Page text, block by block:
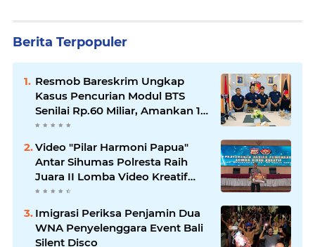
Berita Terpopuler
Resmob Bareskrim Ungkap
Kasus Pencurian Modul BTS
Senilai Rp.60 Miliar, Amankan 12
Tersangka
Video "Pilar Harmoni Papua"
Antar Sihumas Polresta Raih
Juara II Lomba Video Kreatif
Hari Bhayangkara ke-80
Imigrasi Periksa Penjamin Dua
WNA Penyelenggara Event Bali
Silent Disco